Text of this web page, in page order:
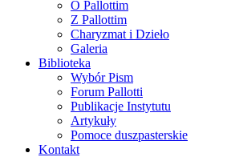
O Pallottim
Z Pallottim
Charyzmat i Dzieło
Galeria
Biblioteka
Wybór Pism
Forum Pallotti
Publikacje Instytutu
Artykuły
Pomoce duszpasterskie
Kontakt